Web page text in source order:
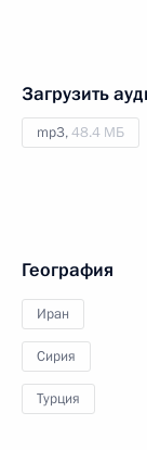
Загрузить
mp3,48.4 МБ
География
Иран
Сирия
Турция